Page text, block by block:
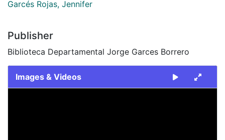
Garcés Rojas, Jennifer
Publisher
Biblioteca Departamental Jorge Garces Borrero
Images & Videos